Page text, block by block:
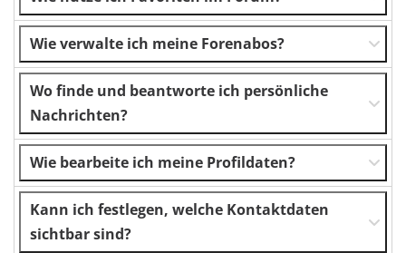
Wie verwalte ich meine Forenabos?
Wo finde und beantworte ich persönliche
Nachrichten?
Wie bearbeite ich meine Profildaten?
Kann ich festlegen, welche Kontaktdaten
sichtbar sind?